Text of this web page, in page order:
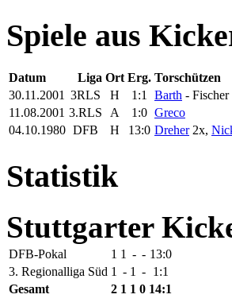
Spiele aus
Datum Liga Ort Erg. Torschützen
30.11.2001 3RLS H 1:1 Barth - Fischer
11.08.2001 3.RLS A 1:0 Greco
04.10.1980 DFB H 13:0 Dreher2x,
Statistik
Stuttgarter
DFB-Pokal 1 1 - - 13:0
3. Regionalliga Süd 1 - 1 - 1:1
Gesamt
2 1 1 0 14:1